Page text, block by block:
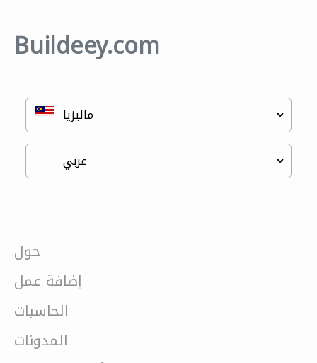
Buildeey.com
حول
إضافة عمل
الحاسبات
المدونات